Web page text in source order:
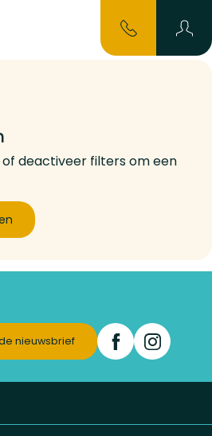
of deactiveer filters om een
nieuwsbrief